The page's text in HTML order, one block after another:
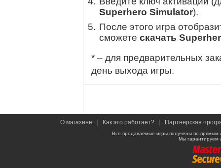
Superhero Simulator).
После этого игра
сможете скачать
* – для предварительных
день выхода игры.
О магазине Как это работает? Партнерская
Все продаваемые игры получены по
Мы гарантируем